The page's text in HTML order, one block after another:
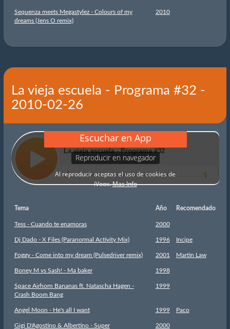
Sequenza meets Megastylez - Colours of my
dreams (Jens O remix)
2010
La vieja escuela - Programa #32 -
2010-02-26
Tema Año Recomendado
Tess - Cuando te enamoras 2000
Dj Dado - X Files (Paranormal Activity Mix) 1996 Incipe
Foggy - Come into my dream (Pulsedriver remix) 2001 Martin Law
Boney M vs Sash! - Ma baker 1998
Space Airhorn Bananas ft. Natascha Hagen -
Crash Boom Bang
1999
Angel Moon - He's all I want 1999 Paco
Gigi D'Agostino & Albertino - Super 2000